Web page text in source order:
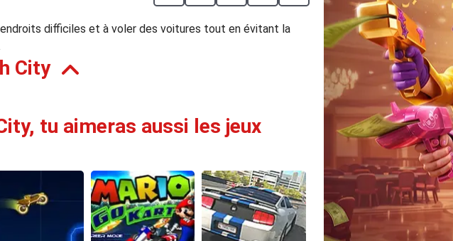
difficiles et à voler des voitures tout en évitant la
City
tu aimeras aussi les jeux